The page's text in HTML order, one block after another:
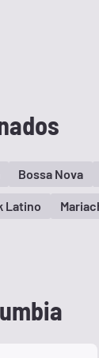
Bossa Nova
Latino